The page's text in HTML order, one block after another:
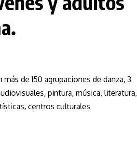
de 150 agrupaciones de danza, 3
pintura, música, literatura,
centros culturales